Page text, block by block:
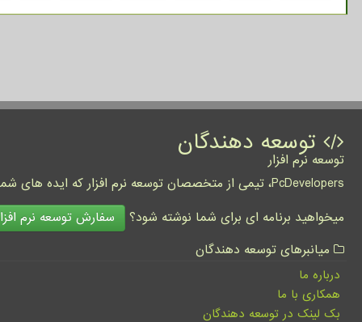
توسعه دهندگان
توسعه نرم افزار
PcDevelopers، تیمی از متخصصان توسعه نرم افزار که ایده های شما را به واقعیت تبدیل نموده و کسب و کار شما را متحول می کنند.
میخواهید برنامه ای برای شما نوشته شود؟
سفارش توسعه نرم
میانبرهای توسعه دهندگان
درباره ما
همکاری با ما
بک لینک در توسعه دهندگان